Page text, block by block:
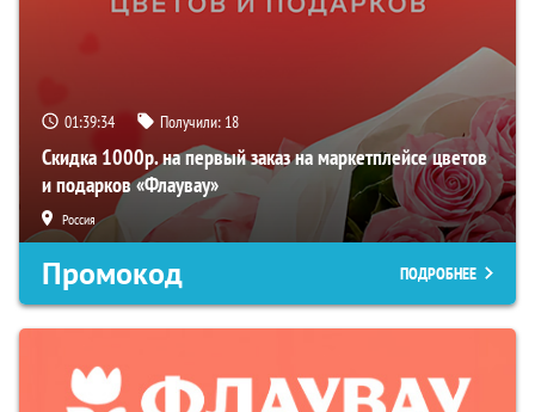
01:39:33 Получили: 18
Скидка 1000р. на первый заказ на маркетплейсе цветов
и подарков «Флаувау»
Россия
Промокод ПОДРОБНЕЕ